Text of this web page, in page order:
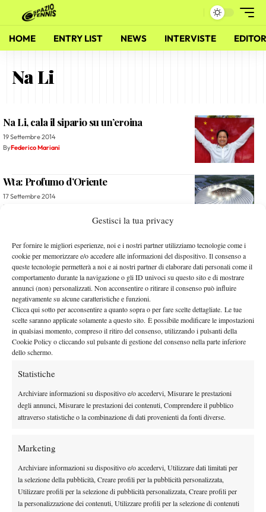
Gestisci la tua privacy
Per fornire le migliori esperienze, noi e i nostri partner utilizziamo tecnologie come i
cookie per memorizzare e/o accedere alle informazioni del dispositivo. Il consenso a
queste tecnologie permetterà a noi e ai nostri partner di elaborare dati personali come il
comportamento durante la navigazione o gli ID univoci su questo sito e di mostrare
annunci (non) personalizzati. Non acconsentire o ritirare il consenso può influire
negativamente su alcune caratteristiche e funzioni.
Clicca qui sotto per acconsentire a quanto sopra o per fare scelte dettagliate. Le tue
scelte saranno applicate solamente a questo sito. È possibile modificare le impostazioni
in qualsiasi momento, compreso il ritiro del consenso, utilizzando i pulsanti della
Cookie Policy o cliccando sul pulsante di gestione del consenso nella parte inferiore
dello schermo.
Statistiche
Archiviare informazioni su dispositivo e/o accedervi, Misurare le prestazioni
degli annunci, Misurare le prestazioni dei contenuti, Comprendere il pubblico
attraverso statistiche o la combinazione di dati provenienti da fonti diverse.
Marketing
Archiviare informazioni su dispositivo e/o accedervi, Utilizzare dati limitati per
la selezione della pubblicità, Creare profili per la pubblicità personalizzata,
Utilizzare profili per la selezione di pubblicità personalizzata, Creare profili per
la personalizzazione dei contenuti, Utilizzare profili per la selezione di contenuti
HOME ENTRY LIST NEWS INTERVISTE
Na Li
Na Li, cala il sipario su un’eroina
19 Settembre 2014
ByFederico Mariani
Wta: Profumo d’Oriente
17 Settembre 2014
By
Jacopo Tezza: «Ai giovani dico: viaggiate»
29 Luglio 2014
Alessandro Nizegorodcew
L’Ottovolante di Barbora
28 Giugno 2014
Instagram